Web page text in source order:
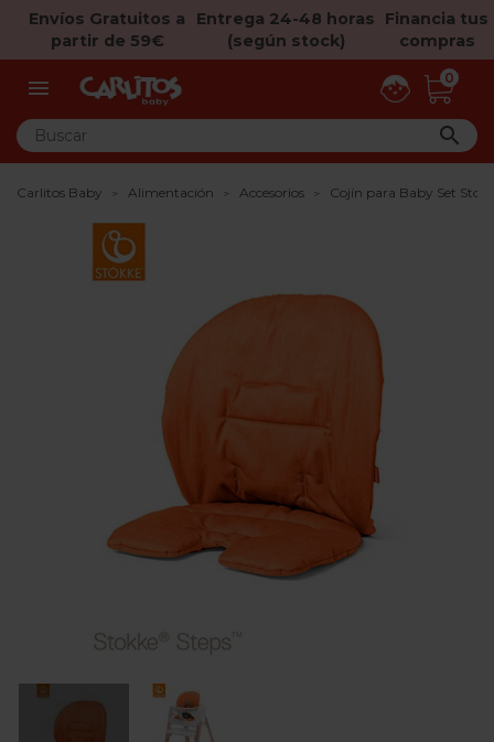
Envíos Gratuitos a
partir de 59€
Entrega 24-48 horas
(según stock)
Financia tus
compras
 0

Carlitos Baby Alimentación Accesorios Cojín para Baby Set